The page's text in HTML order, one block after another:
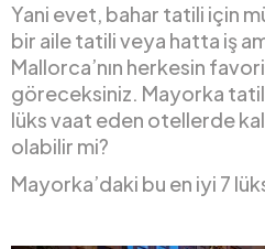
Yani evet, bahar tatili için
bir aile tatili veya hatta iş
Mallorca’nın herkesin
göreceksiniz. Mayorka
lüks vaat eden otellerde
olabilir mi?
Mayorka’daki bu en iyi 7